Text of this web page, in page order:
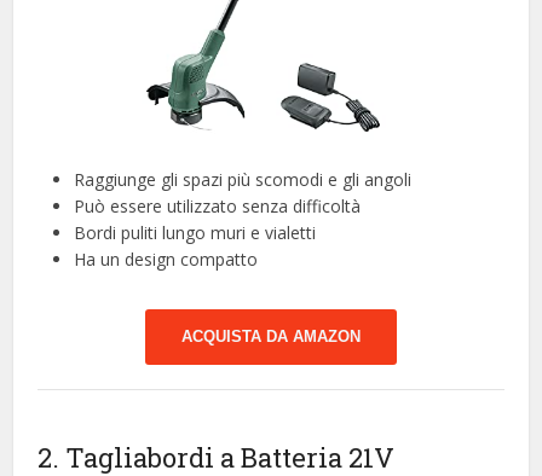
Raggiunge gli spazi più scomodi e gli angoli
Può essere utilizzato senza difficoltà
Bordi puliti lungo muri e vialetti
Ha un design compatto
ACQUISTA DA AMAZON
2. Tagliabordi a Batteria 21V